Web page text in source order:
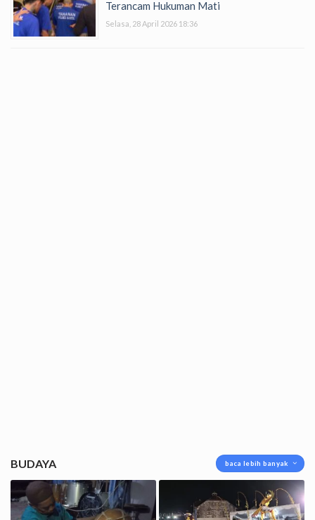
Terancam Hukuman Mati
Selasa, 28 April 2026 18:36
BUDAYA baca lebih banyak